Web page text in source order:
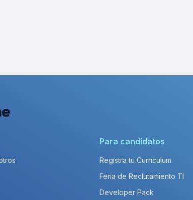
Para candidatos
Registra tu Currículum
Feria de Reclutamiento TI
Developer Pack